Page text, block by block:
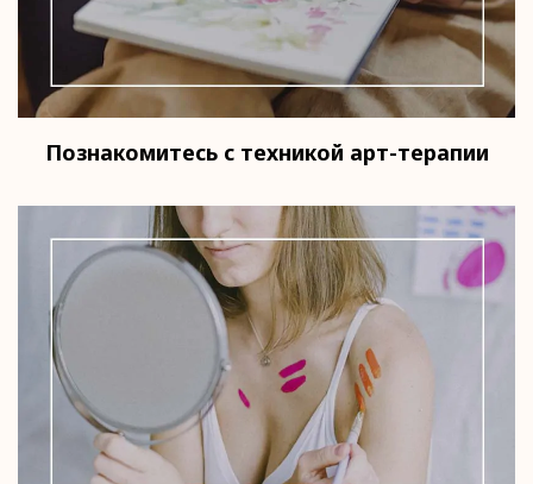
Познакомитесь с техникой арт-терапии